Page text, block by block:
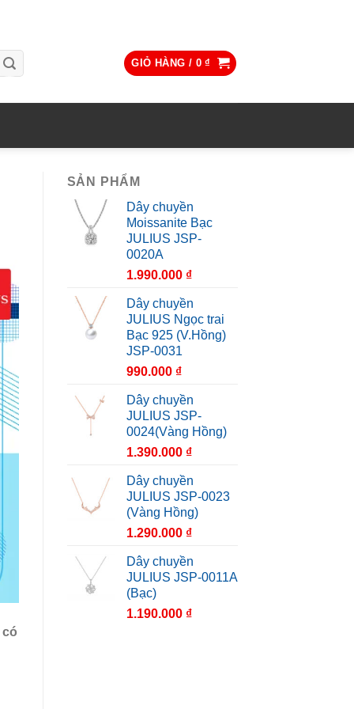
GIỎ HÀNG / 0₫
có
SẢN PHẨM
Dây chuyền
Moissanite Bạc
JULIUS JSP-
0020A
1.990.000 ₫
Dây chuyền
JULIUS Ngọc trai
Bạc 925 (V.Hồng)
JSP-0031
990.000 ₫
Dây chuyền
JULIUS JSP-
0024(Vàng Hồng)
1.390.000 ₫
Dây chuyền
JULIUS JSP-0023
(Vàng Hồng)
1.290.000 ₫
Dây chuyền
JULIUS JSP-0011A
(Bạc)
1.190.000 ₫